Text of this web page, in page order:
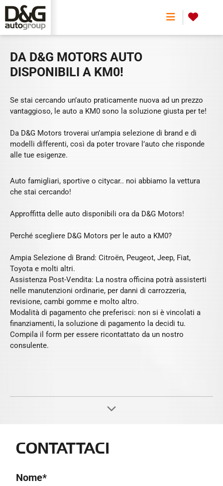
DA D&G MOTORS AUTO DISPONIBILI A
KM0!
DA D&G MOTORS AUTO
DISPONIBILI A KM0!
Se stai cercando un’auto praticamente nuova ad un prezzo
vantaggioso, le auto a KM0 sono la soluzione giusta per te!
Da D&G Motors troverai un’ampia selezione di brand e di
modelli differenti, così da poter trovare l’auto che risponde
alle tue esigenze.
Auto famigliari, sportive o citycar.. noi abbiamo la vettura
che stai cercando!
Approffitta delle auto disponibili ora da D&G Motors!
Perché scegliere D&G Motors per le auto a KM0?
Ampia Selezione di Brand: Citroën, Peugeot, Jeep, Fiat,
Toyota e molti altri.
Assistenza Post-Vendita: La nostra officina potrà assisterti
nelle manutenzioni ordinarie, per danni di carrozzeria,
revisione, cambi gomme e molto altro.
Modalità di pagamento che preferisci: non si è vincolati a
finanziamenti, la soluzione di pagamento la decidi tu.
Compila il form per essere ricontattato da un nostro
consulente.
CONTATTACI
Nome*